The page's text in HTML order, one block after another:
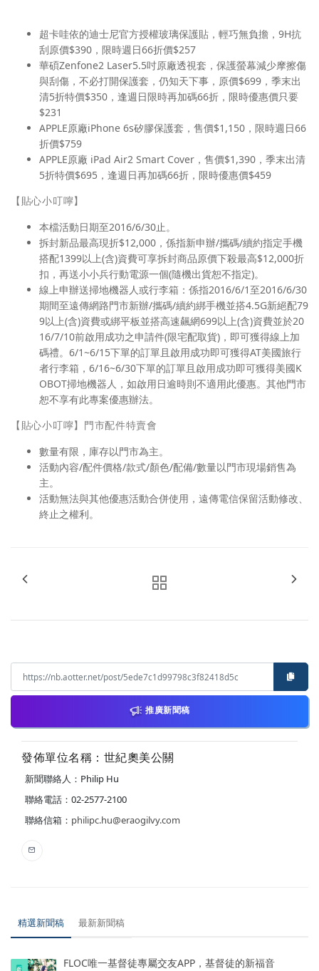
超卡哇依的迪士尼官方授權玻璃保護貼，輕巧無負擔，9H抗
刮原價$390，限時週日66折價$257
華碩Zenfone2 Laser5.5吋原廠透視套，保護螢幕減少摩擦傷
與刮傷，不必打開保護套，仍知天下事，原價$699，季末出
清5折特價$350，逢週日限時再加碼66折，限時優惠價只要
$231
APPLE原廠iPhone 6s矽膠保護套，售價$1,150，限時週日66
折價$759
APPLE原廠 iPad Air2 Smart Cover，售價$1,390，季末出清
5折特價$695，逢週日再加碼66折，限時優惠價$459
【貼心小叮嚀】
本檔活動日期至2016/6/30止。
拆封新品最高現折$12,000，係指新申辦/攜碼/續約指定手機
搭配1399以上(含)資費可享拆封商品原價下殺最高$12,000折
扣，再送小小兵行動電源一個(隨機出貨恕不指定)。
線上申辦送掃地機器人或行李箱：係指2016/6/1至2016/6/30
期間至遠傳網路門市新辦/攜碼/續約綁手機並搭4.5G新絕配79
9以上(含)資費或綁平板並搭高速飆網699以上(含)資費並於20
16/7/10前啟用成功之申請件(限宅配取貨)，即可獲得線上加
碼禮。6/1~6/15下單的訂單且啟用成功即可獲得AT美國旅行
者行李箱，6/16~6/30下單的訂單且啟用成功即可獲得美國K
OBOT掃地機器人，如啟用日逾時則不適用此優惠。其他門市
恕不享有此專案優惠辦法。
【貼心小叮嚀】門市配件特賣會
數量有限，庫存以門市為主。
活動內容/配件價格/款式/顏色/配備/數量以門市現場銷售為
主。
活動無法與其他優惠活動合併使用，遠傳電信保留活動修改、
終止之權利。
推廣新聞稿
發佈單位名稱：世紀奧美公關
新聞聯絡人：Philip Hu
聯絡電話：02-2577-2100
聯絡信箱： philipc.hu@eraogilvy.com
精選新聞稿 最新新聞稿
FLOC唯一基督徒專屬交友APP，基督徒的新福音